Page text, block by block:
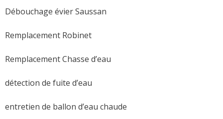
Débouchage évier Saussan
Remplacement Robinet
Remplacement Chasse d’eau
détection de fuite d’eau
entretien de ballon d’eau chaude